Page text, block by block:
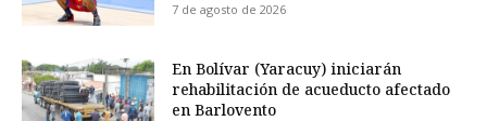
7 de agosto de 2026
En Bolívar (Yaracuy) iniciarán
rehabilitación de acueducto afectado
en Barlovento